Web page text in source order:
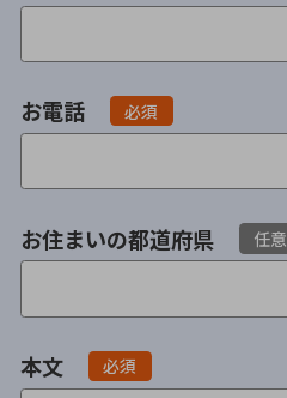
お電話 必須
お住まいの都道府県 任意
本文 必須